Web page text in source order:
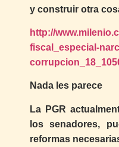
y construir otra
http://
fiscal_especial-
Nada les parece
La PGR
los senadores,
reformas